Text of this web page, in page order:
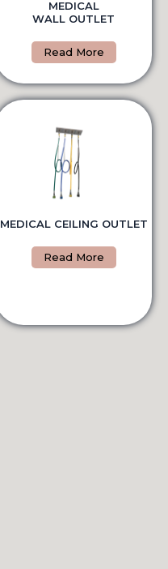
MEDICAL
WALL OUTLET
Read More
MEDICAL CEILING OUTLET
Read More